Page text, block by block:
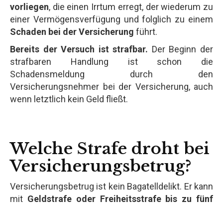
vorliegen, die einen Irrtum erregt, der wiederum zu
einer Vermögensverfügung und folglich zu einem
Schaden bei der Versicherung führt.
Bereits der Versuch ist strafbar. Der Beginn der
strafbaren Handlung ist schon die
Schadensmeldung durch den
Versicherungsnehmer bei der Versicherung, auch
wenn letztlich kein Geld fließt.
Welche Strafe droht bei
Versicherungsbetrug?
Versicherungsbetrug ist kein Bagatelldelikt. Er kann
mit Geldstrafe oder Freiheitsstrafe bis zu fünf